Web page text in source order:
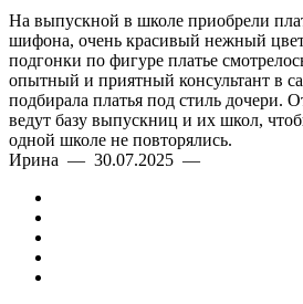
На выпускной в школе приобрели
шифона, очень красивый нежный
подгонки по фигуре платье
опытный и приятный консультант в
подбирала платья под стиль дочери.
ведут базу выпускниц и их школ,
одной школе не повторялись.
Ирина — 30.07.2025 —